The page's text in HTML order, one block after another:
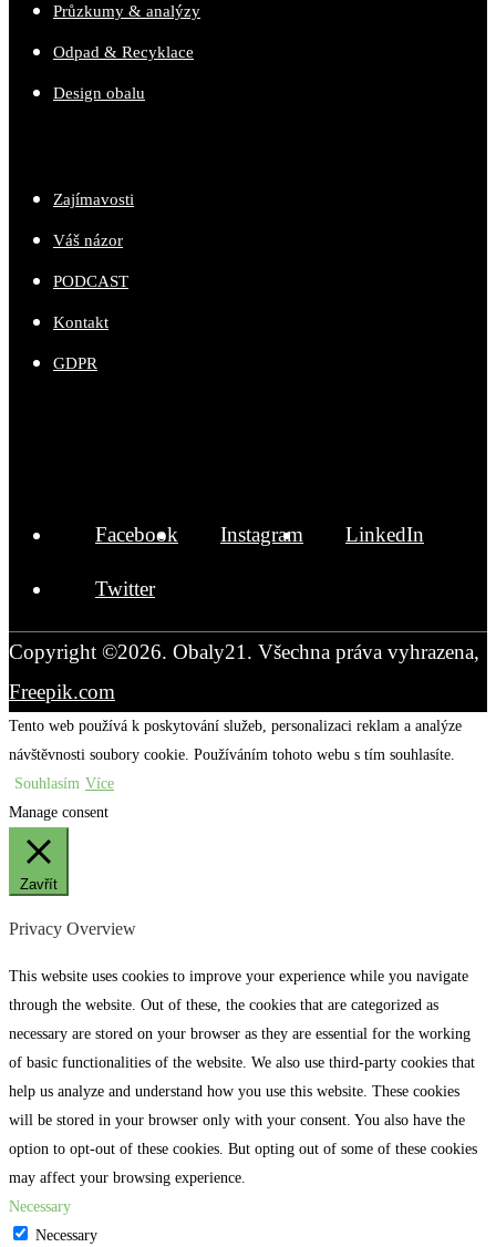
Průzkumy & analýzy
Odpad & Recyklace
Design obalu
Zajímavosti
Váš názor
PODCAST
Kontakt
GDPR
Facebook Instagram LinkedIn
Twitter
Copyright ©2026. Obaly21. Všechna práva vyhrazena,
Freepik.com
Tento web používá k poskytování služeb, personalizaci reklam a analýze
návštěvnosti soubory cookie. Používáním tohoto webu s tím souhlasíte.
Souhlasím Více
Manage consent
Zavřít
Privacy Overview
This website uses cookies to improve your experience while you navigate
through the website. Out of these, the cookies that are categorized as
necessary are stored on your browser as they are essential for the working
of basic functionalities of the website. We also use third-party cookies that
help us analyze and understand how you use this website. These cookies
will be stored in your browser only with your consent. You also have the
option to opt-out of these cookies. But opting out of some of these cookies
may affect your browsing experience.
Necessary
Necessary